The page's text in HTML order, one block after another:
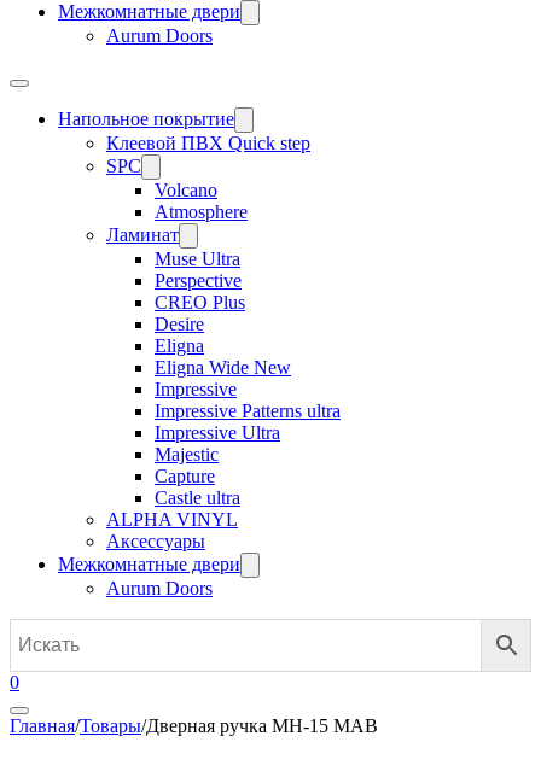
Межкомнатные двери
Aurum Doors
Напольное покрытие
Клеевой ПВХ Quick step
SPC
Volcano
Atmosphere
Ламинат
Muse Ultra
Perspective
CREO Plus
Desire
Eligna
Eligna Wide New
Impressive
Impressive Patterns ultra
Impressive Ultra
Majestic
Capture
Castle ultra
ALPHA VINYL
Аксессуары
Межкомнатные двери
Aurum Doors
0
Главная/Товары/Дверная ручка MH-15 MAB